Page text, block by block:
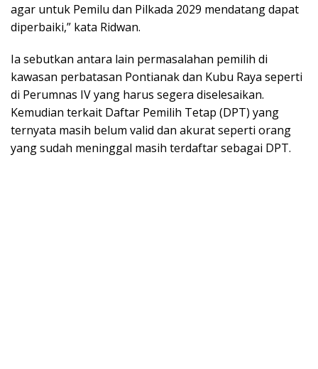
agar untuk Pemilu dan Pilkada 2029 mendatang dapat
diperbaiki,” kata Ridwan.
Ia sebutkan antara lain permasalahan pemilih di
kawasan perbatasan Pontianak dan Kubu Raya seperti
di Perumnas IV yang harus segera diselesaikan.
Kemudian terkait Daftar Pemilih Tetap (DPT) yang
ternyata masih belum valid dan akurat seperti orang
yang sudah meninggal masih terdaftar sebagai DPT.